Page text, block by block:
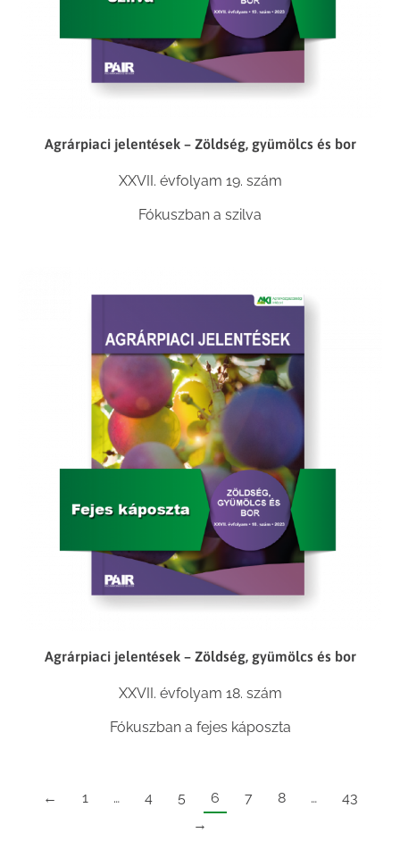
Agrárpiaci jelentések – Zöldség, gyümölcs és bor
XXVII. évfolyam 19. szám
Fókuszban a szilva
Agrárpiaci jelentések – Zöldség, gyümölcs és bor
XXVII. évfolyam 18. szám
Fókuszban a fejes káposzta
← 1 … 4 5 6 7 8 …
43
→